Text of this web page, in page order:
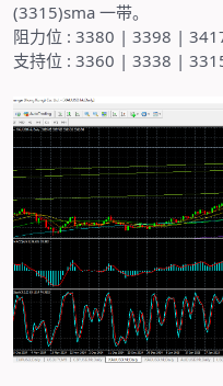
(3315)sma 一带。
阻力位 : 3380 | 3398 |
支持位 : 3360 | 3338 |